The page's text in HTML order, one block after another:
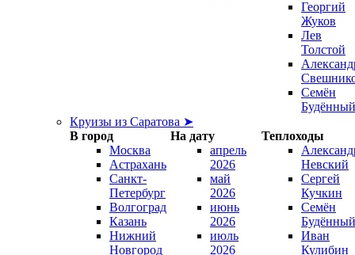
Георгий
Жуков
Лев
Толстой
Семён
Будённый
Круизы из Саратова ➤
В город
На дату
Теплоходы
Москва
Астрахань
Санкт-
Петербург
Волгоград
Казань
Нижний
Новгород
апрель
2026
май
2026
июнь
2026
июль
2026
Невский
Сергей
Кучкин
Семён
Будённый
Иван
Кулибин